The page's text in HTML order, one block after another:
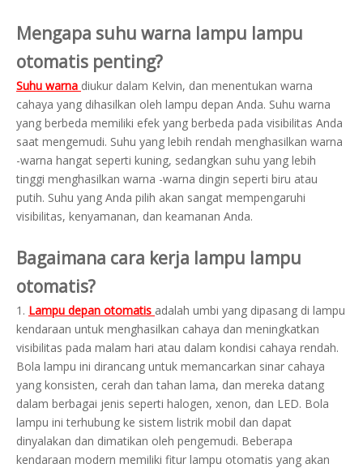
Mengapa suhu warna lampu lampu
otomatis penting?
Suhu warna diukur dalam Kelvin, dan menentukan warna
cahaya yang dihasilkan oleh lampu depan Anda. Suhu warna
yang berbeda memiliki efek yang berbeda pada visibilitas Anda
saat mengemudi. Suhu yang lebih rendah menghasilkan warna
-warna hangat seperti kuning, sedangkan suhu yang lebih
tinggi menghasilkan warna -warna dingin seperti biru atau
putih. Suhu yang Anda pilih akan sangat mempengaruhi
visibilitas, kenyamanan, dan keamanan Anda.
Bagaimana cara kerja lampu lampu
otomatis?
1. Lampu depan otomatis adalah umbi yang dipasang di lampu
kendaraan untuk menghasilkan cahaya dan meningkatkan
visibilitas pada malam hari atau dalam kondisi cahaya rendah.
Bola lampu ini dirancang untuk memancarkan sinar cahaya
yang konsisten, cerah dan tahan lama, dan mereka datang
dalam berbagai jenis seperti halogen, xenon, dan LED. Bola
lampu ini terhubung ke sistem listrik mobil dan dapat
dinyalakan dan dimatikan oleh pengemudi. Beberapa
kendaraan modern memiliki fitur lampu otomatis yang akan